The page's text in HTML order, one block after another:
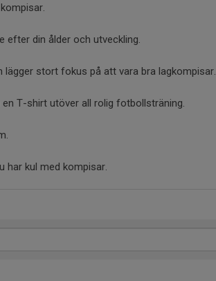
efter din ålder och utveckling.
stort fokus på att vara bra lagkompisar.
T-shirt utöver all rolig fotbollsträning.
har kul med kompisar.